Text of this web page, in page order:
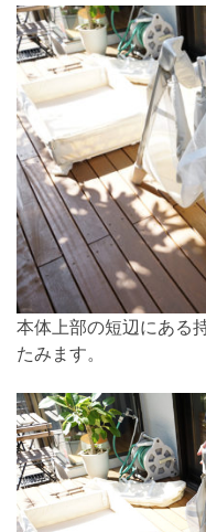
本体上部の短辺にある
たみます。